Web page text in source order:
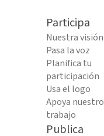
Participa
Nuestra visión
Pasa la voz
Planifica tu
participación
Usa el logo
Apoya nuestro
trabajo
Publica